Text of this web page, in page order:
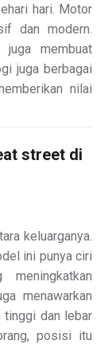
hari. Motor
dan modern.
juga membuat
juga berbagai
nilai
street di
keluarganya.
ini punya ciri
menawarkan
tinggi dan lebar
posisi itu